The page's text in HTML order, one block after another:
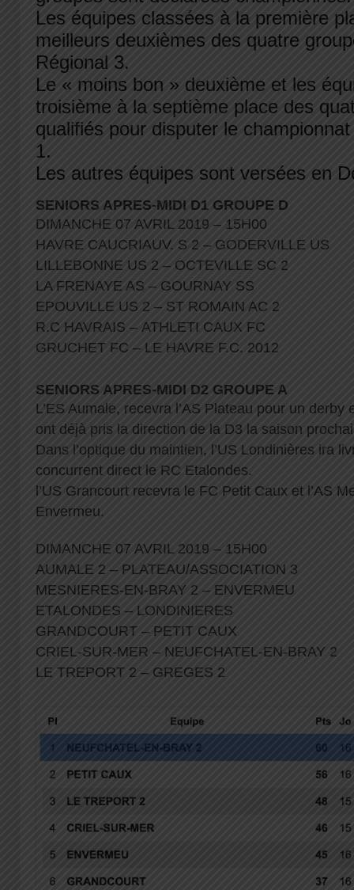
Les équipes classées à la première
meilleurs deuxièmes des quatre
Régional 3.
Le « moins bon » deuxième et les
troisième à la septième place des
qualifiés pour disputer le
1.
Les autres équipes sont versées en
SENIORS APRES-MIDI D1 GROUPE D
DIMANCHE 07 AVRIL 2019 – 15H00
HAVRE CAUCRIAUV. S 2 – GODERVILLE US
LILLEBONNE US 2 – OCTEVILLE SC 2
LA FRENAYE AS – GOURNAY SS
EPOUVILLE US 2 – ST ROMAIN AC 2
R.C HAVRAIS – ATHLETI CAUX FC
GRUCHET FC – LE HAVRE F.C. 2012
SENIORS APRES-MIDI D2 GROUPE A
L’ES Aumale, recevra l’AS Plateau pour un
ont déjà pris la direction de la D3 la saison
Dans l’optique du maintien, l’US Londinières ira
concurrent direct le RC Etalondes.
l’US Grancourt recevra le FC Petit Caux et l’AS
Envermeu.
DIMANCHE 07 AVRIL 2019 – 15H00
AUMALE 2 – PLATEAU/ASSOCIATION 3
MESNIERES-EN-BRAY 2 – ENVERMEU
ETALONDES – LONDINIERES
GRANDCOURT – PETIT CAUX
CRIEL-SUR-MER – NEUFCHATEL-EN-BRAY 2
LE TREPORT 2 – GREGES 2